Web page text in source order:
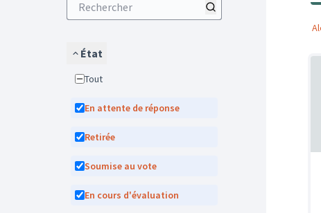
État
Tout
En attente de réponse
Retirée
Soumise au vote
En cours d'évaluation